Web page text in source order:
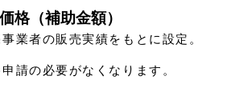
格（補助金額）
業者の販売実績をもとに設定。
請の必要がなくなります。